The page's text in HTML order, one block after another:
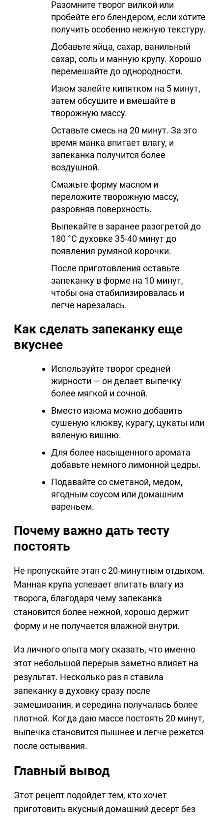
Разомните творог вилкой или
пробейте его блендером, если хотите
получить особенно нежную текстуру.
Добавьте яйца, сахар, ванильный
сахар, соль и манную крупу. Хорошо
перемешайте до однородности.
Изюм залейте кипятком на 5 минут,
затем обсушите и вмешайте в
творожную массу.
Оставьте смесь на 20 минут. За это
время манка впитает влагу, и
запеканка получится более
воздушной.
Смажьте форму маслом и
переложите творожную массу,
разровняв поверхность.
Выпекайте в заранее разогретой до
180 °C духовке 35-40 минут до
появления румяной корочки.
После приготовления оставьте
запеканку в форме на 10 минут,
чтобы она стабилизировалась и
легче нарезалась.
Как сделать запеканку еще
вкуснее
Используйте творог средней
жирности — он делает выпечку
более мягкой и сочной.
Вместо изюма можно добавить
сушеную клюкву, курагу, цукаты или
вяленую вишню.
Для более насыщенного аромата
добавьте немного лимонной цедры.
Подавайте со сметаной, медом,
ягодным соусом или домашним
вареньем.
Почему важно дать тесту
постоять
Не пропускайте этап с 20-минутным отдыхом.
Манная крупа успевает впитать влагу из
творога, благодаря чему запеканка
становится более нежной, хорошо держит
форму и не получается влажной внутри.
Из личного опыта могу сказать, что именно
этот небольшой перерыв заметно влияет на
результат. Несколько раз я ставила
запеканку в духовку сразу после
замешивания, и середина получалась более
плотной. Когда даю массе постоять 20 минут,
выпечка становится пышнее и легче режется
после остывания.
Главный вывод
Этот рецепт подойдет тем, кто хочет
приготовить вкусный домашний десерт без